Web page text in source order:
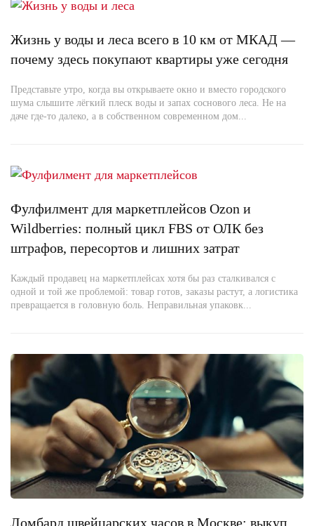
Жизнь у воды и леса всего в 10 км от МКАД —
почему здесь покупают квартиры уже сегодня
Представьте утро, когда вы открываете окно и вместо городского
шума слышите лёгкий плеск воды и запах соснового леса. Не на
даче где-то далеко, а в собственном современном дом...
Фулфилмент для маркетплейсов Ozon и
Wildberries: полный цикл FBS от ОЛК без
штрафов, пересортов и лишних затрат
Каждый продавец на маркетплейсах хотя бы раз сталкивался с
одной и той же проблемой: товар готов, заказы растут, а логистика
превращается в головную боль. Неправильная упаковк...
Ломбард швейцарских часов в Москве: выкуп